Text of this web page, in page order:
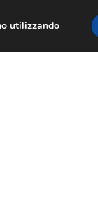
utilizzando